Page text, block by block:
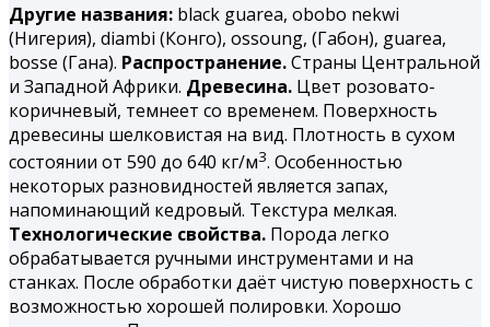
Другие названия: black guarea, obobo nekwi
(Нигерия), diambi (Конго), ossoung, (Габон), guarea,
bosse (Гана). Распространение.Страны Центральной
и Западной Африки. Древесина. Цвет розовато-
коричневый, темнеет со временем. Поверхность
древесины шелковистая на вид. Плотность в сухом
состоянии от 590 до 640 кг/м3. Особенностью
некоторых разновидностей является запах,
напоминающий кедровый. Текстура мелкая.
Технологические свойства. Порода легко
обрабатывается ручными инструментами и на
станках. После обработки даёт чистую поверхность с
возможностью хорошей полировки. Хорошо